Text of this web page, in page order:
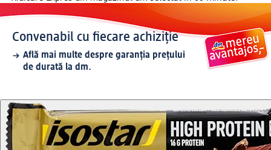
Convenabil cu fiecare achiziție
Află mai multe despre garanția prețului
de durată la dm.